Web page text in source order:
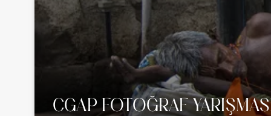
CGAP FOTOĞRAF